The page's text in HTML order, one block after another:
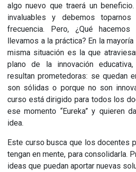
algo nuevo que traerá un
invaluables y debemos
frecuencia. Pero, ¿Qué hacemos
llevamos a la práctica? En la
misma situación es la que
plano de la innovación
resultan prometedoras: se quedan
son sólidas o porque no son
curso está dirigido para todos los
ese momento “Eureka” y quieren
idea.
Este curso busca que los docentes
tengan en mente, para consolidarla.
ideas que puedan aportar nuevas